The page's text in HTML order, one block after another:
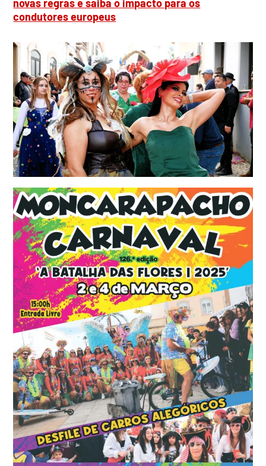
novas regras e saiba o impacto para os
condutores europeus